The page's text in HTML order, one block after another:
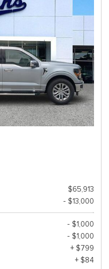
$65,913
- $13,000
- $1,000
- $1,000
+ $799
+ $84